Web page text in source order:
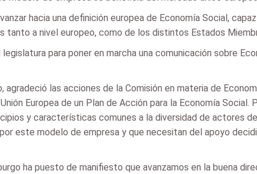
hacia una definición europea de Economía Social,
a nivel europeo, como de los distintos Estados
para poner en marcha una comunicación sobre
agradeció las acciones de la Comisión en materia de
Europea de un Plan de Acción para la Economía Social.
y características comunes a la diversidad de actores
este modelo de empresa y que necesitan del apoyo
ha puesto de manifiesto que avanzamos en la buena